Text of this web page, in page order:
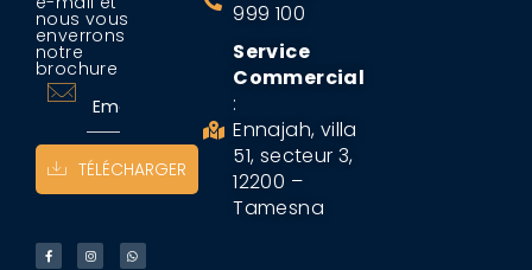
nous vous
enverrons
notre
brochure
TÉLÉCHARGER
999 100
Service
Commercial
:
Ennajah, villa
51, secteur 3,
12200 –
Tamesna